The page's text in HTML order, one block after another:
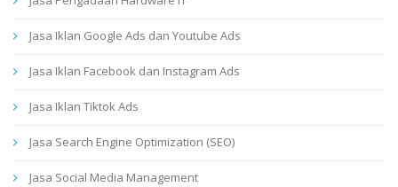
Jasa Iklan Google Ads dan Youtube Ads
Jasa Iklan Facebook dan Instagram Ads
Jasa Iklan Tiktok Ads
Jasa Search Engine Optimization (SEO)
Jasa Social Media Management